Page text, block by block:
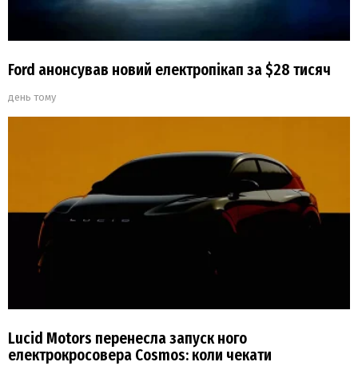
Ford анонсував новий електропікап за $28 тисяч
день тому
Lucid Motors перенесла запуск ного
електрокросовера Cosmos: коли чекати